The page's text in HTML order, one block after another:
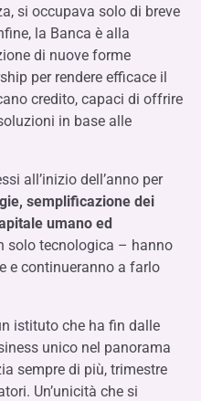
si occupava solo di breve
la Banca è alla
di nuove forme
per rendere efficace il
credito, capaci di offrire
in base alle
all’inizio dell’anno per
semplificazione dei
umano ed
solo tecnologica – hanno
e continueranno a farlo
istituto che ha fin dalle
unico nel panorama
sempre di più, trimestre
Un’unicità che si